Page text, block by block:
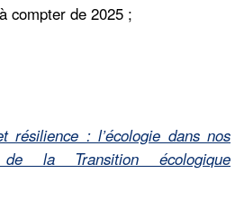
compter de 2025 ;
résilience : l’écologie dans nos
la Transition écologique